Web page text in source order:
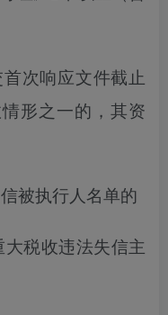
首次响应文件截止
形之一的，其资
被执行人名单的
大税收违法失信主